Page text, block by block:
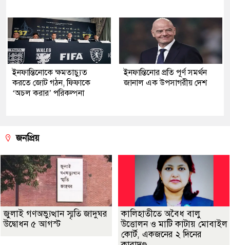
ইনফান্তিনোকে ক্ষমতাচ্যুত
করতে জোট গঠন, ফিফাকে
‘অচল করার’ পরিকল্পনা
ইনফান্তিনোর প্রতি পূর্ণ সমর্থন
জানাল এক উপসাগরীয় দেশ
জনপ্রিয়
জুলাই গণঅভ্যুত্থান স্মৃতি জাদুঘর
উদ্বোধন ৫ আগস্ট
কালিহাতীতে অবৈধ বালু
উত্তোলন ও মাটি কাটায় মোবাইল
কোর্ট, একজনের ২ দিনের